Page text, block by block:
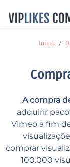
Início
A compra
adquirir
Vimeo a fim
comprar
100.000